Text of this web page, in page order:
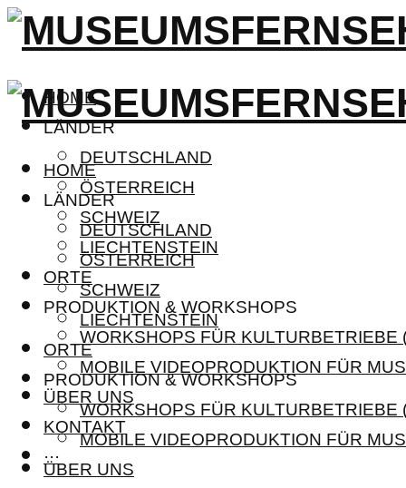
HOME
LÄNDER
DEUTSCHLAND
ÖSTERREICH
SCHWEIZ
LIECHTENSTEIN
ORTE
PRODUKTION & WORKSHOPS
WORKSHOPS FÜR KULTURBETRIEBE
MOBILE VIDEOPRODUKTION FÜR
ÜBER UNS
KONTAKT
···
HOME
LÄNDER
DEUTSCHLAND
ÖSTERREICH
SCHWEIZ
LIECHTENSTEIN
ORTE
PRODUKTION & WORKSHOPS
WORKSHOPS FÜR KULTURBETRIEBE
MOBILE VIDEOPRODUKTION FÜR
ÜBER UNS